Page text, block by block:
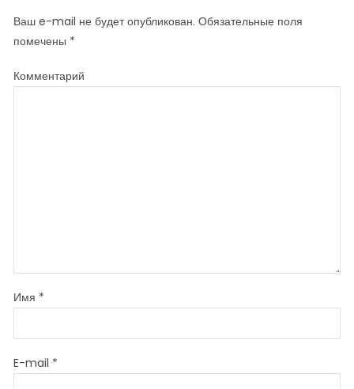
Ваш e-mail не будет опубликован. Обязательные поля
помечены *
Комментарий
Имя *
E-mail *